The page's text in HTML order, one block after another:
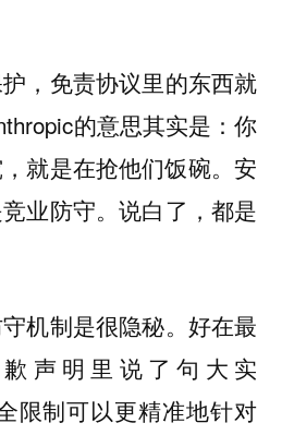
，免责协议里的东西就
的意思其实是：你
就是在抢他们饭碗。安
业防守。说白了，都是
机制是很隐秘。好在最
歉声明里说了句大实
限制可以更精准地针对